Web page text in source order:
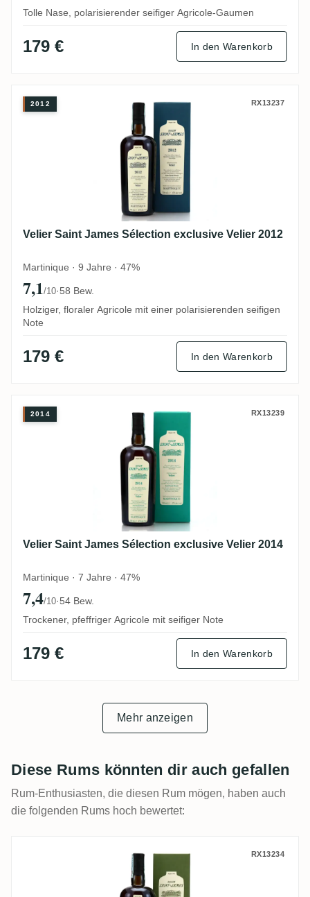
Tolle Nase, polarisierender seifiger Agricole-Gaumen
179 € In den Warenkorb
Velier Saint James Sélection exclusive
2012 RX13237
Velier Saint James Sélection exclusive Velier 2012
Martinique · 9 Jahre · 47%
7,1/10·58 Bew.
Holziger, floraler Agricole mit einer polarisierenden seifigen
Note
179 € In den Warenkorb
Velier Saint James Sélection exclusive
2014 RX13239
Velier Saint James Sélection exclusive Velier 2014
Martinique · 7 Jahre · 47%
7,4/10·54 Bew.
Trockener, pfeffriger Agricole mit seifiger Note
179 € In den Warenkorb
Mehr anzeigen
Diese Rums könnten dir auch gefallen
Rum-Enthusiasten, die diesen Rum mögen, haben auch
die folgenden Rums hoch bewertet:
Velier Saint James Sélection exclusive
RX13234